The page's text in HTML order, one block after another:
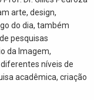
arte, design,
do dia, também
pesquisas
da Imagem,
níveis de
acadêmica, criação